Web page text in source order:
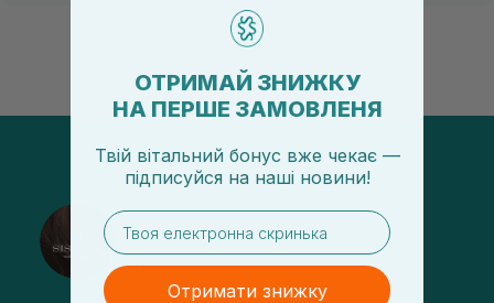
@sisters_stelmakh в Instagram
Подписаться
ОТРИМАЙ ЗНИЖКУ
НА ПЕРШЕ ЗАМОВЛЕНЯ
Твій вітальний бонус вже чекає —
підписуйся на наші новини!
email
Отримати знижку